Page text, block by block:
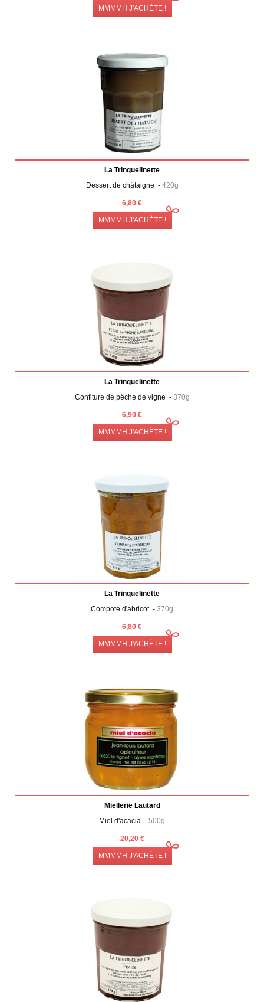
MMMMH J'ACHÈTE !
La Trinquelinette
Dessert de châtaigne - 420g
6,80 €
MMMMH J'ACHÈTE !
La Trinquelinette
Confiture de pêche de vigne - 370g
6,90 €
MMMMH J'ACHÈTE !
La Trinquelinette
Compote d'abricot - 370g
6,80 €
MMMMH J'ACHÈTE !
Miellerie Lautard
Miel d'acacia - 500g
20,20 €
MMMMH J'ACHÈTE !